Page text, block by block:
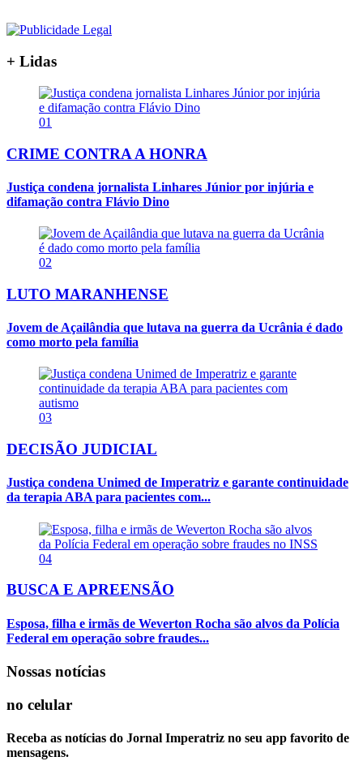
+ Lidas
01
CRIME CONTRA A HONRA
Justiça condena jornalista Linhares Júnior por injúria e
difamação contra Flávio Dino
02
LUTO MARANHENSE
Jovem de Açailândia que lutava na guerra da Ucrânia é dado
como morto pela família
03
DECISÃO JUDICIAL
Justiça condena Unimed de Imperatriz e garante continuidade
da terapia ABA para pacientes com...
04
BUSCA E APREENSÃO
Esposa, filha e irmãs de Weverton Rocha são alvos da Polícia
Federal em operação sobre fraudes...
Nossas notícias
no celular
Receba as notícias do Jornal Imperatriz no seu app favorito de
mensagens.